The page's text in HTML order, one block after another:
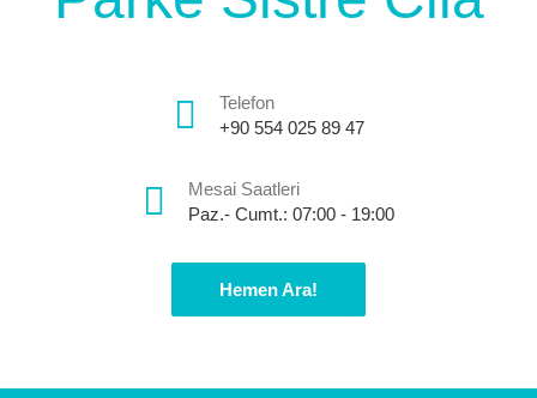
Telefon
+90 554 025 89 47
Mesai Saatleri
Paz.- Cumt.: 07:00 - 19:00
Hemen Ara!